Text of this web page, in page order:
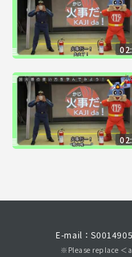
E-mail：
※Please replace ＜